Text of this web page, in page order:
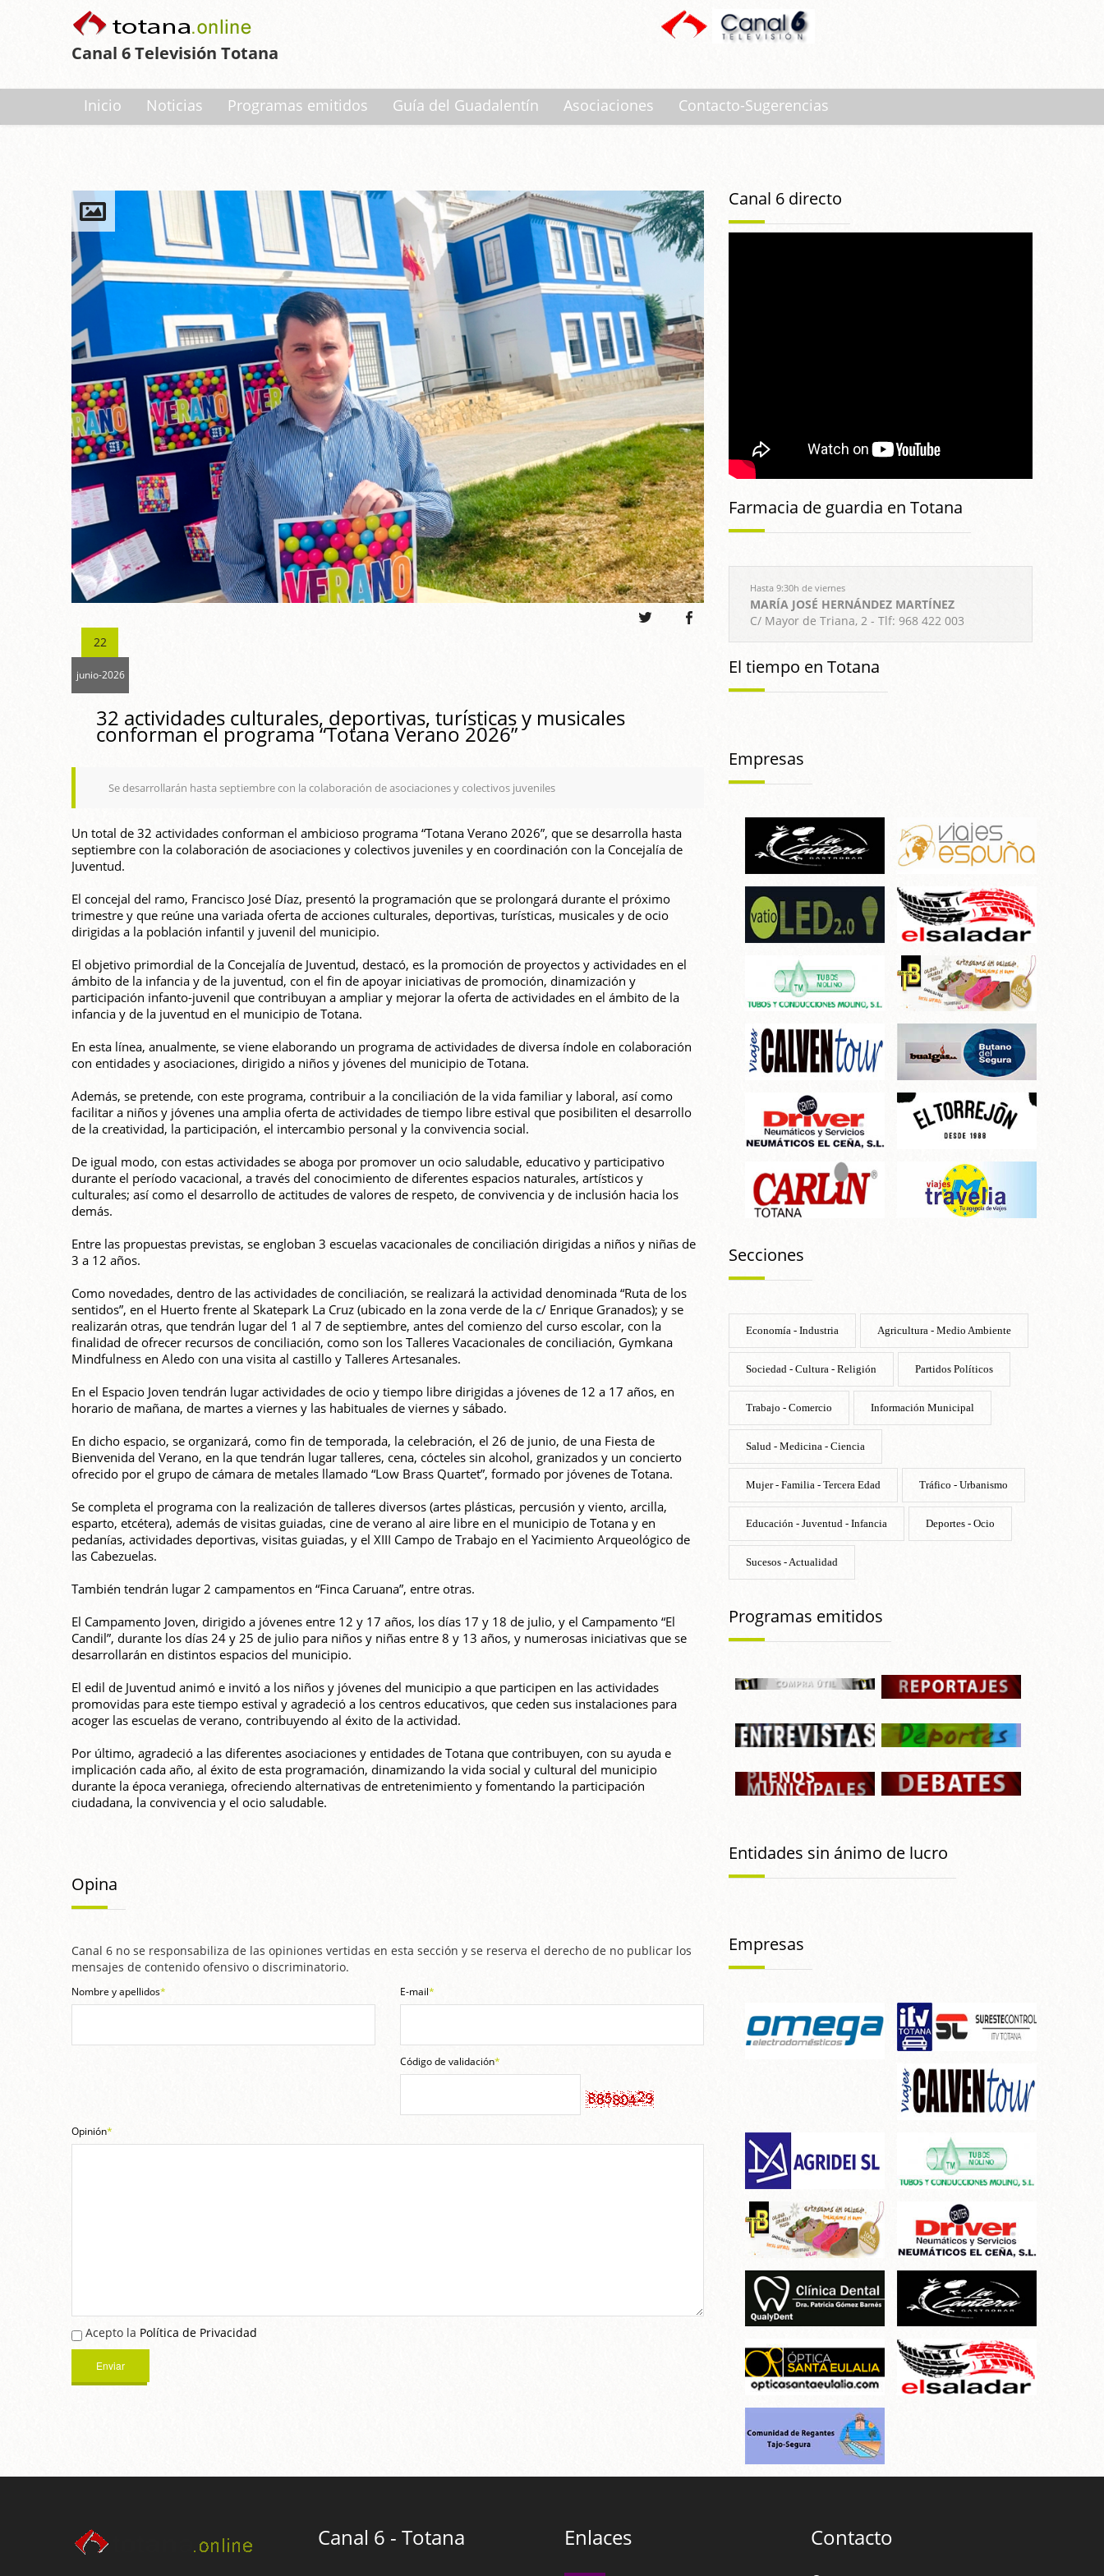
Canal 6 Televisión Totana
Inicio Noticias Programas emitidos Guía del Guadalentín Asociaciones Contacto-Sugerencias
22
junio-2026
32 actividades culturales, deportivas, turísticas y musicales
conforman el programa “Totana Verano 2026”
Se desarrollarán hasta septiembre con la colaboración de asociaciones y colectivos juveniles
Un total de 32 actividades conforman el ambicioso programa “Totana Verano 2026”, que se desarrolla hasta
septiembre con la colaboración de asociaciones y colectivos juveniles y en coordinación con la Concejalía de
Juventud.
El concejal del ramo, Francisco José Díaz, presentó la programación que se prolongará durante el próximo
trimestre y que reúne una variada oferta de acciones culturales, deportivas, turísticas, musicales y de ocio
dirigidas a la población infantil y juvenil del municipio.
El objetivo primordial de la Concejalía de Juventud, destacó, es la promoción de proyectos y actividades en el
ámbito de la infancia y de la juventud, con el fin de apoyar iniciativas de promoción, dinamización y
participación infanto-juvenil que contribuyan a ampliar y mejorar la oferta de actividades en el ámbito de la
infancia y de la juventud en el municipio de Totana.
En esta línea, anualmente, se viene elaborando un programa de actividades de diversa índole en colaboración
con entidades y asociaciones, dirigido a niños y jóvenes del municipio de Totana.
Además, se pretende, con este programa, contribuir a la conciliación de la vida familiar y laboral, así como
facilitar a niños y jóvenes una amplia oferta de actividades de tiempo libre estival que posibiliten el desarrollo
de la creatividad, la participación, el intercambio personal y la convivencia social.
De igual modo, con estas actividades se aboga por promover un ocio saludable, educativo y participativo
durante el período vacacional, a través del conocimiento de diferentes espacios naturales, artísticos y
culturales; así como el desarrollo de actitudes de valores de respeto, de convivencia y de inclusión hacia los
demás.
Entre las propuestas previstas, se engloban 3 escuelas vacacionales de conciliación dirigidas a niños y niñas de
3 a 12 años.
Como novedades, dentro de las actividades de conciliación, se realizará la actividad denominada “Ruta de los
sentidos”, en el Huerto frente al Skatepark La Cruz (ubicado en la zona verde de la c/ Enrique Granados); y se
realizarán otras, que tendrán lugar del 1 al 7 de septiembre, antes del comienzo del curso escolar, con la
finalidad de ofrecer recursos de conciliación, como son los Talleres Vacacionales de conciliación, Gymkana
Mindfulness en Aledo con una visita al castillo y Talleres Artesanales.
En el Espacio Joven tendrán lugar actividades de ocio y tiempo libre dirigidas a jóvenes de 12 a 17 años, en
horario de mañana, de martes a viernes y las habituales de viernes y sábado.
En dicho espacio, se organizará, como fin de temporada, la celebración, el 26 de junio, de una Fiesta de
Bienvenida del Verano, en la que tendrán lugar talleres, cena, cócteles sin alcohol, granizados y un concierto
ofrecido por el grupo de cámara de metales llamado “Low Brass Quartet”, formado por jóvenes de Totana.
Se completa el programa con la realización de talleres diversos (artes plásticas, percusión y viento, arcilla,
esparto, etcétera), además de visitas guiadas, cine de verano al aire libre en el municipio de Totana y en
pedanías, actividades deportivas, visitas guiadas, y el XIII Campo de Trabajo en el Yacimiento Arqueológico de
las Cabezuelas.
También tendrán lugar 2 campamentos en “Finca Caruana”, entre otras.
El Campamento Joven, dirigido a jóvenes entre 12 y 17 años, los días 17 y 18 de julio, y el Campamento “El
Candil”, durante los días 24 y 25 de julio para niños y niñas entre 8 y 13 años, y numerosas iniciativas que se
desarrollarán en distintos espacios del municipio.
El edil de Juventud animó e invitó a los niños y jóvenes del municipio a que participen en las actividades
promovidas para este tiempo estival y agradeció a los centros educativos, que ceden sus instalaciones para
acoger las escuelas de verano, contribuyendo al éxito de la actividad.
Por último, agradeció a las diferentes asociaciones y entidades de Totana que contribuyen, con su ayuda e
implicación cada año, al éxito de esta programación, dinamizando la vida social y cultural del municipio
durante la época veraniega, ofreciendo alternativas de entretenimiento y fomentando la participación
ciudadana, la convivencia y el ocio saludable.
Opina
Canal 6 no se responsabiliza de las opiniones vertidas en esta sección y se reserva el derecho de no publicar los
mensajes de contenido ofensivo o discriminatorio.
Nombre y apellidos* E-mail*
Código de validación*
Opinión*
Acepto la Política de Privacidad
Canal 6 directo
Farmacia de guardia en Totana
Hasta 9:30h de viernes
MARÍA JOSÉ HERNÁNDEZ MARTÍNEZ
C/ Mayor de Triana, 2 - Tlf: 968 422 003
El tiempo en Totana
Empresas
Secciones
Economía - Industria Agricultura - Medio Ambiente
Sociedad - Cultura - Religión Partidos Políticos
Trabajo - Comercio Información Municipal
Salud - Medicina - Ciencia
Mujer - Familia - Tercera Edad Tráfico - Urbanismo
Educación - Juventud - Infancia Deportes - Ocio
Sucesos - Actualidad
Programas emitidos
Entidades sin ánimo de lucro
Empresas
Canal 6 - Totana Enlaces Contacto